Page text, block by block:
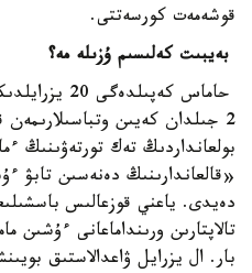
قوشەمەت كورسەتتى.
بەيبىت كەلىسىم ۇزىلە مە؟
حاماس
2 جىلدان كەيىن
بولعانداردىڭ تەك تورتەۋىنىڭ
«قالعاندارىنىڭ دەنەسىن
دەيدى. ياعني قوزعالىس
تالاپتارىن ورىنداماعانى ءۇشىن